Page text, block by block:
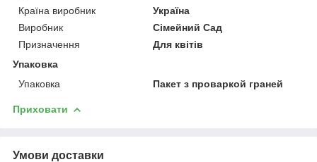
Країна виробник
Україна
Виробник
Сімейний Сад
Призначення
Для квітів
Упаковка
Упаковка
Пакет з проваркой граней
Приховати
Умови доставки